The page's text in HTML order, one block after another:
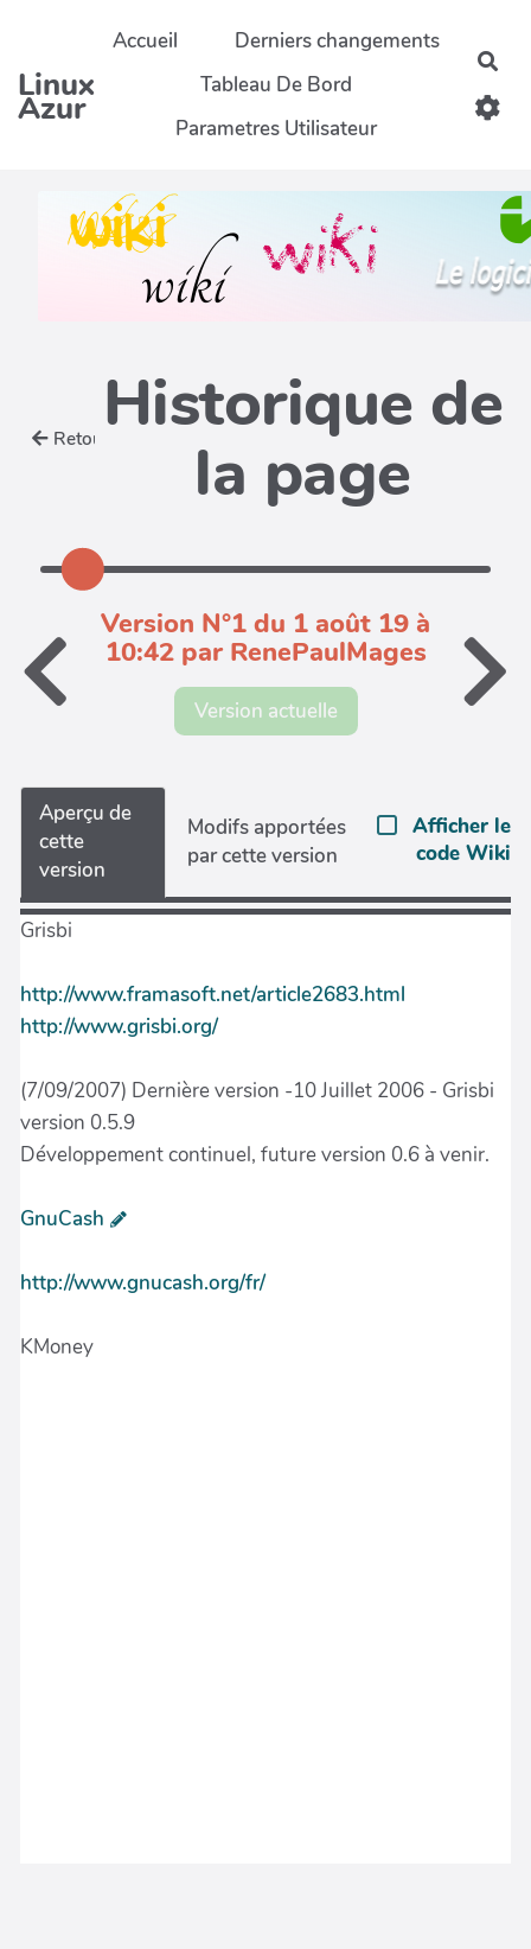
Aller au contenu principal
Linux
Azur
Accueil
Derniers changements
Tableau De Bord
Parametres Utilisateur
Retour Historique de
la page
Version N°1 du 1 août 19 à
10:42 par RenePaulMages
Version actuelle
Aperçu de
cette
version
Modifs apportées
par cette version
Afficher le
code Wiki